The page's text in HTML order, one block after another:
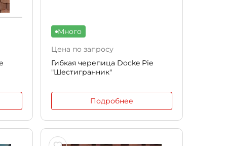
Много
Цена по запросу
Гибкая черепица Docke Pie
"Шестигранник"
Подробнее